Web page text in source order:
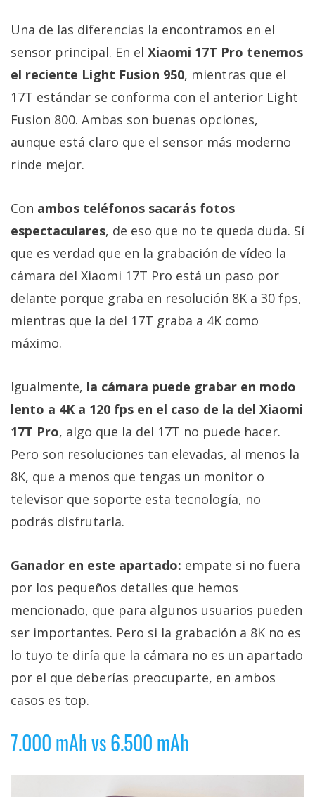
Una de las diferencias la encontramos en el
sensor principal. En el Xiaomi 17T Pro tenemos
el reciente Light Fusion 950, mientras que el
17T estándar se conforma con el anterior Light
Fusion 800. Ambas son buenas opciones,
aunque está claro que el sensor más moderno
rinde mejor.
Con ambos teléfonos sacarás fotos
espectaculares, de eso que no te queda duda. Sí
que es verdad que en la grabación de vídeo la
cámara del Xiaomi 17T Pro está un paso por
delante porque graba en resolución 8K a 30 fps,
mientras que la del 17T graba a 4K como
máximo.
Igualmente, la cámara puede grabar en modo
lento a 4K a 120 fps en el caso de la del Xiaomi
17T Pro, algo que la del 17T no puede hacer.
Pero son resoluciones tan elevadas, al menos la
8K, que a menos que tengas un monitor o
televisor que soporte esta tecnología, no
podrás disfrutarla.
Ganador en este apartado: empate si no fuera
por los pequeños detalles que hemos
mencionado, que para algunos usuarios pueden
ser importantes. Pero si la grabación a 8K no es
lo tuyo te diría que la cámara no es un apartado
por el que deberías preocuparte, en ambos
casos es top.
7.000 mAh vs 6.500 mAh